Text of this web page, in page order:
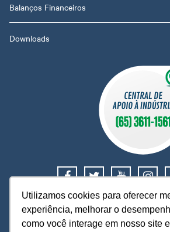
Utilizamos cookies para oferecer
experiência, melhorar o
como você interage em nosso site e
Balanços Financeiros
Downloads
Suporte e orientação trabalhista,
Atendimento de segunda a sexta, das
18h, exceto em feriados